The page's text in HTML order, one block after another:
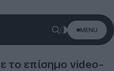
MENU
το επίσημο video-